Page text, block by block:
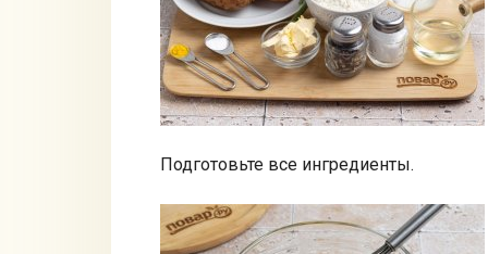
Подготовьте все ингредиенты.